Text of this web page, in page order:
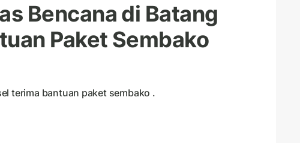
Bencana di Batang
Paket Sembako
terima bantuan paket sembako .